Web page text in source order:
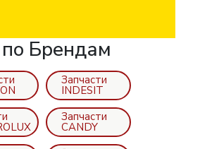
Брендам
Запчасти
INDESIT
Запчасти
CANDY